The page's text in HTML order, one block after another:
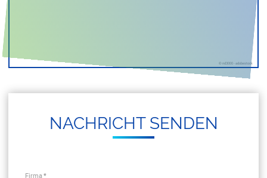
NACH­RICHT SEN­DEN
Firma*